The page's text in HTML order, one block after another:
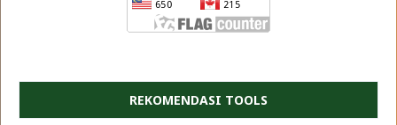
REKOMENDASI TOOLS